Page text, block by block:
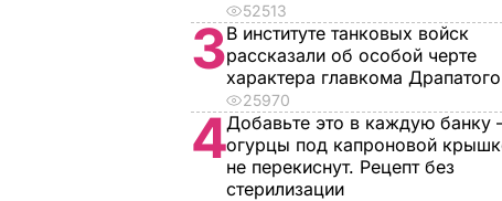
52513
3В институте танковых войск
рассказали об особой черте
характера главкома Драпатого
25970
4Добавьте это в каждую банку
огурцы под капроновой
не перекиснут. Рецепт без
стерилизации